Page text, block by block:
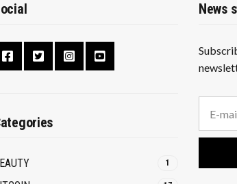
1
News
a
i
a